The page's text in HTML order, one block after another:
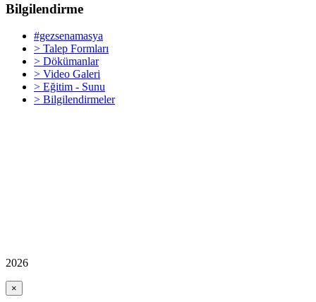
Bilgilendirme
#gezsenamasya
> Talep Formları
> Dökümanlar
> Video Galeri
> Eğitim - Sunu
> Bilgilendirmeler
2026
×